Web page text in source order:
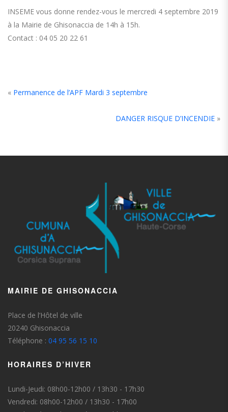
INSEME vous donne rendez-vous le mercredi 4 septembre 2019
à la Mairie de Ghisonaccia de 14h à 15h.
Contact : 04 05 20 22 61
« Permanence de l’APF Mardi 3 septembre
DANGER RISQUE D’INCENDIE »
MAIRIE DE GHISONACCIA
Place de l’Hôtel de ville
20240 Ghisonaccia
Téléphone : 04 95 56 15 10
HORAIRES D’HIVER
Lundi-Jeudi: 08h00-12h00 / 13h30 - 17h30
Vendredi: 08h00-12h00 / 13h30 - 17h00